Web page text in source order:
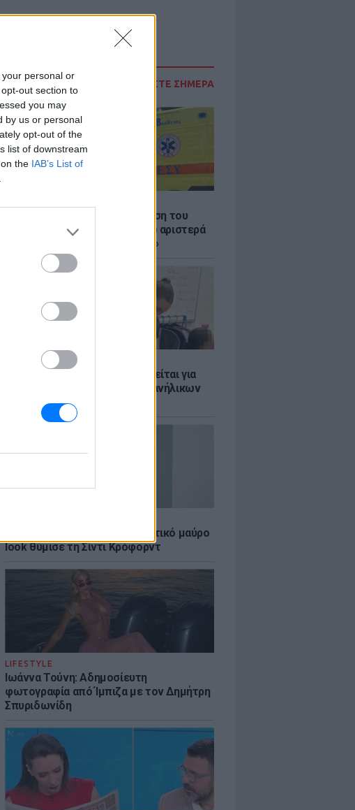
personal or
out section to
you may
by us or personal
opt-out of the
list of downstream
the IAB’s List of
ΔΙΑΒΑΣΤΕ ΣΗΜΕΡΑ
Σέρρες: Συγκλονίζει η κατάθεση του
οδηγού – «Κοίταξα να στρίψω αριστερά
για να γλιτώσω, δεν πρόλαβα»
ΕΙΔΗΣΕΙΣ
ΗΠΑ: Δασκάλα χορού κατηγορείται για
σeξουαλική κακοποίηση δύο ανήλικων
μαθητών της
Κάια Γκέρμπερ: Με αποκαλυπτικό μαύρο
look θύμισε τη Σίντι Κρόφορντ
LIFESTYLE
Ιωάννα Τούνη: Αδημοσίευτη
φωτογραφία από Ίμπιζα με τον Δημήτρη
Σπυριδωνίδη